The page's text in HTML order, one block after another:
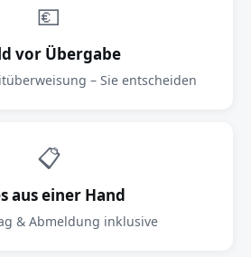
💶
vor Übergabe
– Sie entscheiden
📋
aus einer Hand
& Abmeldung inklusive